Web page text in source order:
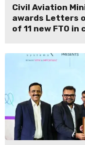
Civil Aviation
awards Letters
of 11 new FTO in